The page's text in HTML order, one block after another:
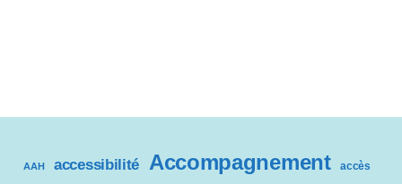
AAH accessibilité Accompagnement accès